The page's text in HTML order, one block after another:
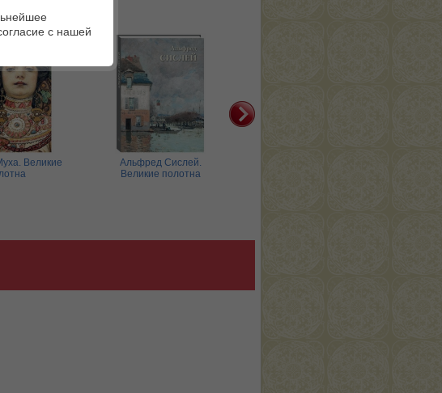
Великие
Альфред Сислей.
Великие полотна
с нашей